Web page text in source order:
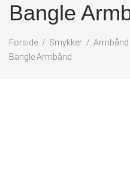
Bangle
Forside Smykker Armbånd
Bangle Armbånd